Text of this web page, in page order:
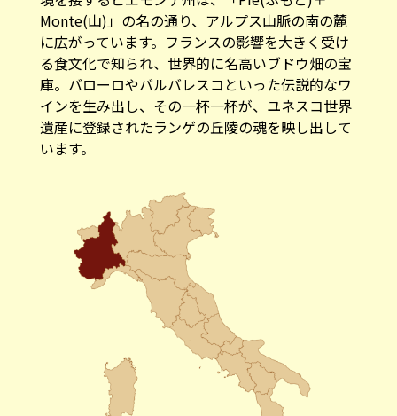
Monte(山)」の名の通り、アルプス山脈の南の麓
に広がっています。フランスの影響を大きく受け
る食文化で知られ、世界的に名高いブドウ畑の宝
庫。バローロやバルバレスコといった伝説的なワ
インを生み出し、その一杯一杯が、ユネスコ世界
遺産に登録されたランゲの丘陵の魂を映し出して
います。